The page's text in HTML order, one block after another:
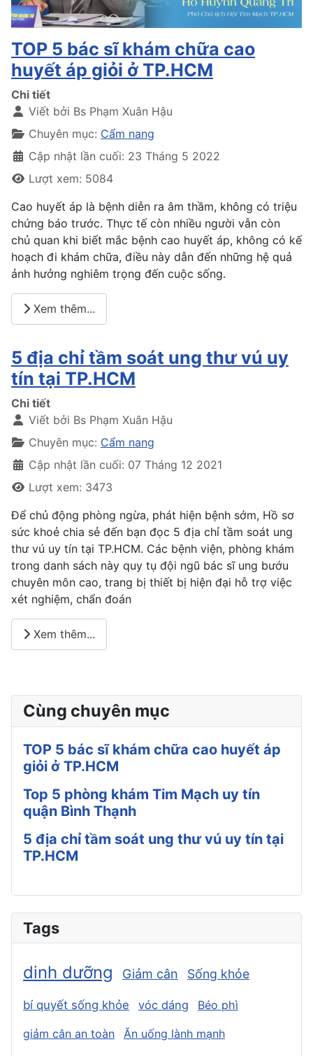
TOP 5 bác sĩ khám chữa cao
huyết áp giỏi ở TP.HCM
Chi tiết
Viết bởi Bs Phạm Xuân Hậu
Chuyên mục: Cẩm nang
Cập nhật lần cuối: 23 Tháng 5 2022
Lượt xem: 5084
Cao huyết áp là bệnh diễn ra âm thầm, không có triệu
chứng báo trước. Thực tế còn nhiều người vẫn còn
chủ quan khi biết mắc bệnh cao huyết áp, không có kế
hoạch đi khám chữa, điều này dẫn đến những hệ quả
ảnh hưởng nghiêm trọng đến cuộc sống.
Xem thêm...
5 địa chỉ tầm soát ung thư vú uy
tín tại TP.HCM
Chi tiết
Viết bởi Bs Phạm Xuân Hậu
Chuyên mục: Cẩm nang
Cập nhật lần cuối: 07 Tháng 12 2021
Lượt xem: 3473
Để chủ động phòng ngừa, phát hiện bệnh sớm, Hồ sơ
sức khoẻ chia sẻ đến bạn đọc 5 địa chỉ tầm soát ung
thư vú uy tín tại TP.HCM. Các bệnh viện, phòng khám
trong danh sách này quy tụ đội ngũ bác sĩ ung bướu
chuyên môn cao, trang bị thiết bị hiện đại hỗ trợ việc
xét nghiệm, chẩn đoán
Xem thêm...
Cùng chuyên mục
TOP 5 bác sĩ khám chữa cao huyết áp
giỏi ở TP.HCM
Top 5 phòng khám Tim Mạch uy tín
quận Bình Thạnh
5 địa chỉ tầm soát ung thư vú uy tín tại
TP.HCM
Tags
dinh dưỡng Giảm cân Sống khỏe
bí quyết sống khỏe vóc dáng Béo phì
giảm cân an toàn
Ăn uống lành mạnh